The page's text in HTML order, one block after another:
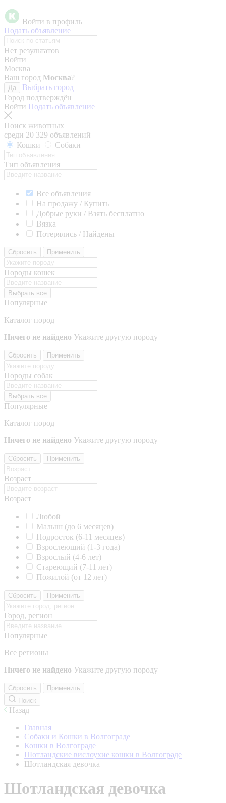
Войти в профиль
Подать объявление
Нет результатов
Войти
Москва
Ваш город Москва?
Да
Выбрать город
Город подтверждён
Войти Подать объявление
Поиск животных
среди 20 329 объявлений
Кошки
Собаки
Тип объявления
Все объявления
На продажу / Купить
Добрые руки / Взять бесплатно
Вязка
Потерялись / Найдены
Сбросить Применить
Породы кошек
Выбрать все
Популярные
Каталог пород
Ничего не найдено Укажите другую породу
Сбросить Применить
Породы собак
Выбрать все
Популярные
Каталог пород
Ничего не найдено Укажите другую породу
Сбросить Применить
Возраст
Возраст
Любой
Малыш (до 6 месяцев)
Подросток (6-11 месяцев)
Взрослеющий (1-3 года)
Взрослый (4-6 лет)
Стареющий (7-11 лет)
Пожилой (от 12 лет)
Сбросить Применить
Город, регион
Популярные
Все регионы
Ничего не найдено Укажите другую породу
Сбросить
Применить
Поиск
Назад
Главная
Собаки и Кошки в Волгограде
Кошки в Волгограде
Шотландские вислоухие кошки в Волгограде
Шотландская девочка
Шотландская девочка